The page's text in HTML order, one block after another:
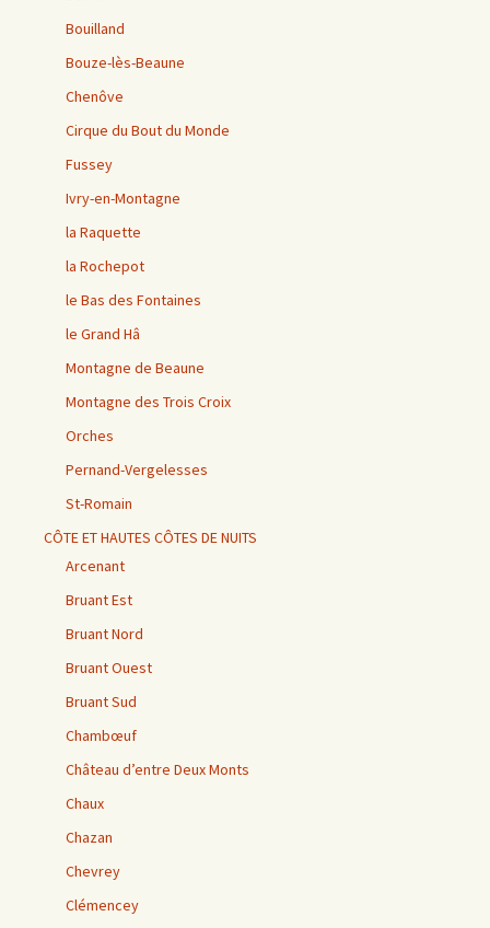
Bouilland
Bouze-lès-Beaune
Chenôve
Cirque du Bout du Monde
Fussey
Ivry-en-Montagne
la Raquette
la Rochepot
le Bas des Fontaines
le Grand Hâ
Montagne de Beaune
Montagne des Trois Croix
Orches
Pernand-Vergelesses
St-Romain
CÔTE ET HAUTES CÔTES DE NUITS
Arcenant
Bruant Est
Bruant Nord
Bruant Ouest
Bruant Sud
Chambœuf
Château d’entre Deux Monts
Chaux
Chazan
Chevrey
Clémencey